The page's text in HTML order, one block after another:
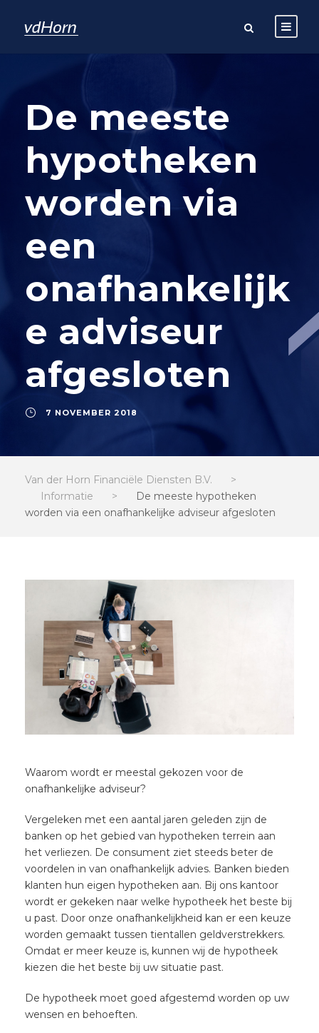
De meeste
hypotheken
worden via
een
onafhankelijk
e adviseur
afgesloten
7 NOVEMBER 2018
Van der Horn Financiële Diensten B.V.
>
Informatie
>
De meeste hypotheken
worden via een onafhankelijke adviseur afgesloten
Waarom wordt er meestal gekozen voor de
onafhankelijke adviseur?
Vergeleken met een aantal jaren geleden zijn de
banken op het gebied van hypotheken terrein aan
het verliezen. De consument ziet steeds beter de
voordelen in van onafhankelijk advies. Banken bieden
klanten hun eigen hypotheken aan. Bij ons kantoor
wordt er gekeken naar welke hypotheek het beste bij
u past. Door onze onafhankelijkheid kan er een keuze
worden gemaakt tussen tientallen geldverstrekkers.
Omdat er meer keuze is, kunnen wij de hypotheek
kiezen die het beste bij uw situatie past.
De hypotheek moet goed afgestemd worden op uw
wensen en behoeften.